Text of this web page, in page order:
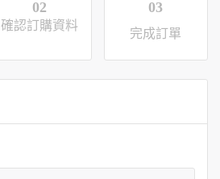
02
確認訂購資料
03
完成訂單